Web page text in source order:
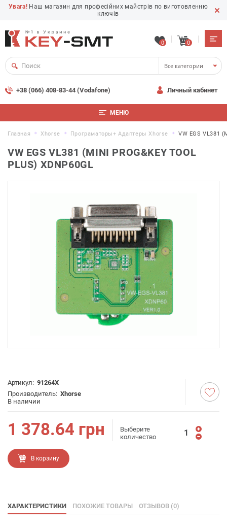
Увага! Наш магазин для професійних майстрів по виготовленню
ключів
0 0
Все категории
+38 (066) 408-83-44 (Vodafone) Личный кабинет
МЕНЮ
Главная Xhorse Програматоры+ Адаптеры Xhorse VW EGS VL381
VW EGS VL381 (MINI PROG&KEY TOOL
PLUS) XDNP60GL
Артикул: 91264X
Производитель: Xhorse
В наличии
1 378.64 грн
Выберите
количество
В корзину
ХАРАКТЕРИСТИКИ ПОХОЖИЕ ТОВАРЫ ОТЗЫВОВ (0)